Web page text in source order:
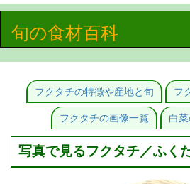
旬の食材百科
フクタチの特徴や産地と旬 フ
フクタチの画像一覧 白
写真で見るフクタチ／ふく